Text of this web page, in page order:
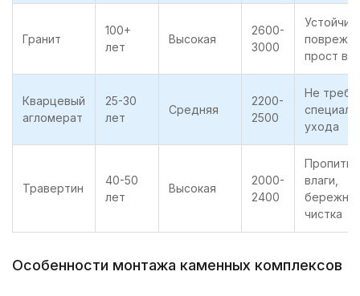
Гранит
100+
лет
Высокая
2600-
3000
Устойчив
прост в
Кварцевый
агломерат
25-30
лет
Средняя
2200-
2500
Не
ухода
Травертин
40-50
лет
Высокая
2000-
2400
влаги,
чистка
Особенности монтажа каменных комплексов